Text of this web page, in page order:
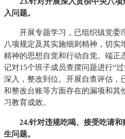
入问题。
开展专题学习，已组织镇党委
八项规定及其实施细则精神，切实
精神的思想自觉和行动自觉。端正
记对15个班子成员查摆问题进行“
深入，整改到位。开展自查评估，
和整改台账等方面存在的漏项和其
习教育成效。
24.针对违规吃喝、接受吃请
生问题。